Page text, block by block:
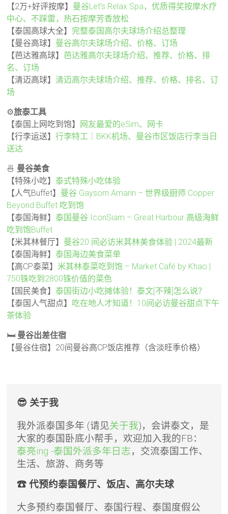
【2万+好评按摩】 曼谷Let’s Relax Spa，优质得奖按摩水疗
中心、不踩雷，热石按摩芳香放松
【泰国高球大全】 完整泰国高尔夫球场介绍总整理
【曼谷高球】 曼谷高尔夫球场介绍、价格、订场
【芭达雅高球】 芭达雅高尔夫球场介绍、推荐、价格、排
名、订场
【清迈高球】 清迈高尔夫球场介绍、推荐、价格、排名、订
场
⚙️旅泰工具
【泰国上网吃到饱】
网友最爱的eSim、网卡
【行李运送】行李特工｜BKK机场、曼谷市区饭店行李当日
送达
🍜 曼谷美食
【特殊小吃】泰式特殊小吃体验
【人气Buffet】 曼谷 Gaysorn Amarin – 世界级厨师 Copper
Beyond Buffet 吃到饱
【泰国海鲜】泰国曼谷 IconSiam – Great Harbour 高级海鲜
吃到饱Buffet
【米其林餐厅】 曼谷20 间必访米其林美食体验 | 2024最新
【泰国海鲜】泰国海边美食菜单
【高CP泰菜】 米其林泰菜吃到饱 – Market Café by Khao |
750铢吃到2800铢价值的菜色
【国民美食】泰国街边小吃摊体验！泰文[不辣]怎么说？
【泰国人气甜点】 吃在地人才知道！10间必访曼谷甜点下午
茶体验
🛏️ 曼谷出差住宿
【曼谷住宿】20间曼谷高CP饭店推荐（含淡旺季价格）
😎 关于我
我外派泰国多年 (请见关于我)，会讲泰文，是
大家的泰国卧底小帮手，欢迎加入我的FB：
泰亮ing -泰国外派多年日志，交流泰国工作、
生活、旅游、商务等
☎ 代预约泰国餐厅、饭店、高尔夫球
大多预约泰国餐厅、泰国行程、泰国度假公